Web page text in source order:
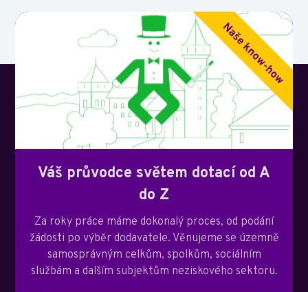
Váš průvodce světem dotací od A
do Z
Za roky práce máme dokonalý proces, od podání
žádosti po výběr dodavatele. Věnujeme se územně
samosprávným celkům, spolkům, sociálním
službám a dalším subjektům neziskového sektoru.